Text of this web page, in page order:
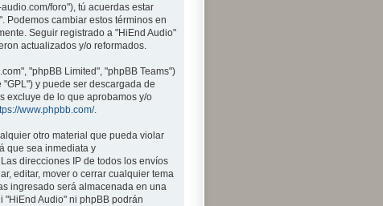
foro"), tú acuerdas estar
Podemos cambiar estos términos en
Seguir registrado a "HiEnd Audio"
actualizados y/o reformados.
"phpBB Limited", "phpBB Teams")
"GPL") y puede ser descargada de
excluye de lo que aprobamos y/o
www.phpbb.com/.
otro material que pueda violar
que sea inmediata y
direcciones IP de todos los envíos
editar, mover o cerrar cualquier tema
ingresado será almacenada en una
"HiEnd Audio" ni phpBB podrán